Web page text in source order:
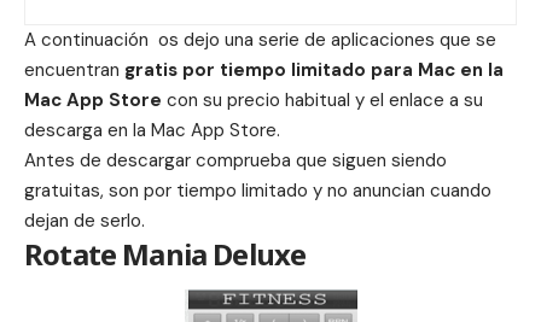
A continuación os dejo una serie de aplicaciones que se
encuentran gratis por tiempo limitado para Mac en la
Mac App Store con su precio habitual y el enlace a su
descarga en la Mac App Store.
Antes de descargar comprueba que siguen siendo
gratuitas, son por tiempo limitado y no anuncian cuando
dejan de serlo.
Rotate Mania Deluxe